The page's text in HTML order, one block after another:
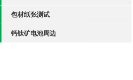
包材纸张测试
钙钛矿电池周边